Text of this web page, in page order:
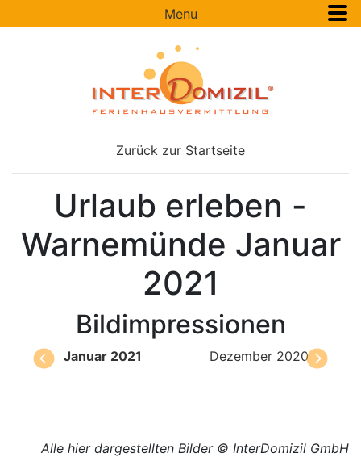
Menu
Zurück zur Startseite
Urlaub erleben -
Warnemünde Januar
2021
Bildimpressionen
Januar 2021 Dezember 2020
Alle hier dargestellten Bilder © InterDomizil GmbH